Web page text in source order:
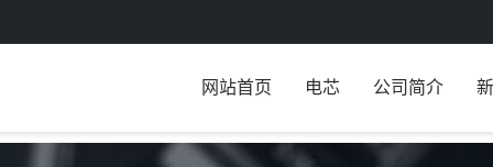
网站首页 电芯 公司简介